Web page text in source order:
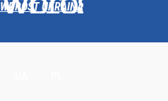
WPROST UKRAINA